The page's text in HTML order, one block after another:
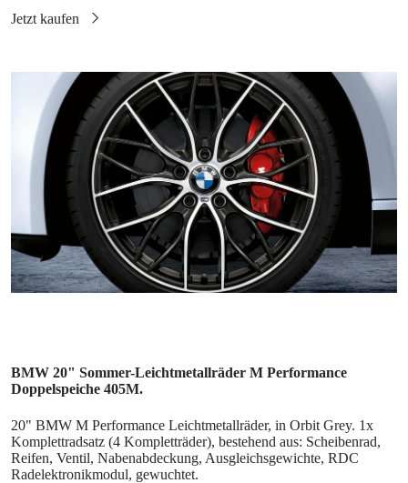
BMW 20" Sommer-Leichtmetallräder M Performance
Doppelspeiche 405M.
20" BMW M Performance Leichtmetallräder, in Orbit Grey. 1x
Komplettradsatz (4 Kompletträder), bestehend aus: Scheibenrad,
Reifen, Ventil, Nabenabdeckung, Ausgleichsgewichte, RDC
Radelektronikmodul, gewuchtet.